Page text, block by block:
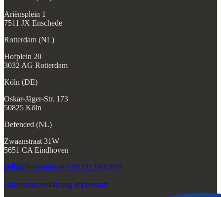
Ariënsplein 1
7511 JX Enschede
Rotterdam (NL)
Hofplein 20
3032 AG Rotterdam
Köln (DE)
Oskar-Jäger-Str. 173
50825 Köln
Defenced (NL)
Zwaanstraat 31W
5651 CA Eindhoven
hello@beyonder.eu +49 221 9843030
Datenschutzerklärung impressum